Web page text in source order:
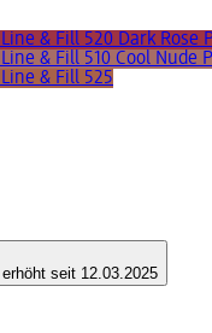
& Fill 520 Dark Rose
& Fill 510 Cool Nude
& Fill 525
seit 12.03.2025